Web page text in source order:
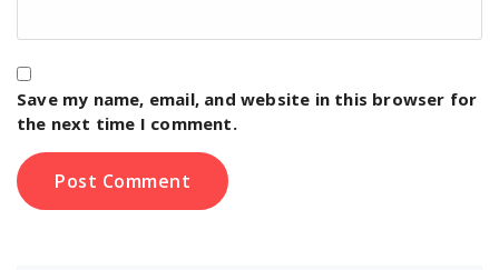
Save my name, email, and website in this browser for
the next time I comment.